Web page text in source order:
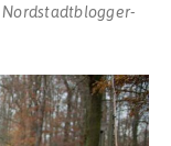
Nordstadtblogger-